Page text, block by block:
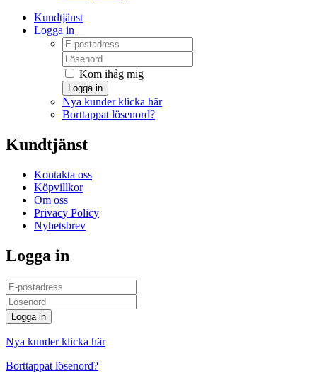
Kundtjänst
Logga in
Kom ihåg mig
Logga in
Nya kunder klicka här
Borttappat lösenord?
Kundtjänst
Kontakta oss
Köpvillkor
Om oss
Privacy Policy
Nyhetsbrev
Logga in
Logga in
Nya kunder klicka här
Borttappat lösenord?